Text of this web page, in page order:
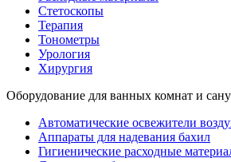
Стетоскопы
Терапия
Тонометры
Урология
Хирургия
Оборудование для ванных комнат и
Автоматические освежители
Аппараты для надевания бахил
Гигиенические расходные